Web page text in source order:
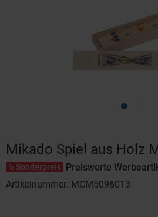
Mikado Spiel aus Holz
% Sonderpreis Preiswerte
Artikelnummer: MCM5098013